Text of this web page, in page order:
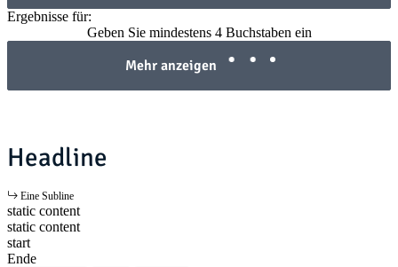
Ergebnisse für:
Geben Sie mindestens 4 Buchstaben ein
Mehr anzeigen
Headline
Eine Subline
static content
static content
start
Ende